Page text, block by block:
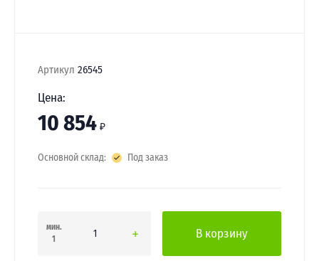
Артикул 26545
Цена:
10 854 ₽
Основной склад: Под заказ
мин.
1
В корзину